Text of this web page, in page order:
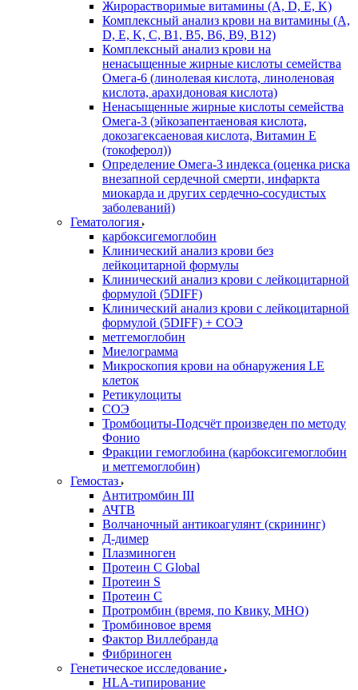
Жирорастворимые витамины (A, D, E, K)
Комплексный анализ крови на витамины (A,
D, E, K, C, B1, B5, B6, В9, B12)
Комплексный анализ крови на
ненасыщенные жирные кислоты семейства
Омега-6 (линолевая кислота, линоленовая
кислота, арахидоновая кислота)
Ненасыщенные жирные кислоты семейства
Омега-3 (эйкозапентаеновая кислота,
докозагексаеновая кислота, Витамин E
(токоферол))
Определение Омега-3 индекса (оценка риска
внезапной сердечной смерти, инфаркта
миокарда и других сердечно-сосудистых
заболеваний)
Гематология
карбоксигемоглобин
Клинический анализ крови без
лейкоцитарной формулы
Клинический анализ крови с лейкоцитарной
формулой (5DIFF)
Клинический анализ крови с лейкоцитарной
формулой (5DIFF) + СОЭ
метгемоглобин
Миелограмма
Микроскопия крови на обнаружения LE
клеток
Ретикулоциты
СОЭ
Тромбоциты-Подсчёт произведен по методу
Фонио
Фракции гемоглобина (карбоксигемоглобин
и метгемоглобин)
Гемостаз
Антитромбин III
АЧТВ
Волчаночный антикоагулянт (скрининг)
Д-димер
Плазминоген
Протеин C Global
Протеин S
Протеин С
Протромбин (время, по Квику, МНО)
Тромбиновое время
Фактор Виллебранда
Фибриноген
Генетическое исследование
HLA-типирование